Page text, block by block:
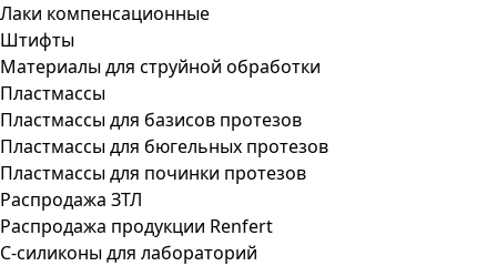
Лаки компенсационные
Штифты
Материалы для струйной обработки
Пластмассы
Пластмассы для базисов протезов
Пластмассы для бюгельных протезов
Пластмассы для починки протезов
Распродажа ЗТЛ
Распродажа продукции Renfert
С-силиконы для лабораторий